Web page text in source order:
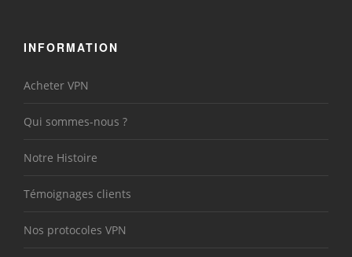
INFORMATION
Acheter VPN
Qui sommes-nous ?
Notre Histoire
Témoignages clients
Nos protocoles VPN